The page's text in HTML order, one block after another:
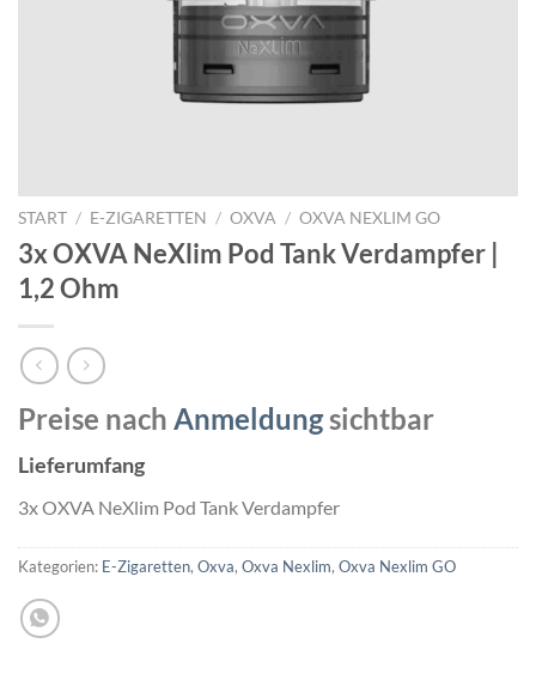
START / E-ZIGARETTEN / OXVA / OXVA NEXLIM GO
3x OXVA NeXlim Pod Tank Verdampfer |
1,2 Ohm
Preise nach Anmeldungsichtbar
Lieferumfang
3x OXVA NeXlim Pod Tank Verdampfer
Kategorien: E-Zigaretten, Oxva, Oxva Nexlim, Oxva Nexlim GO